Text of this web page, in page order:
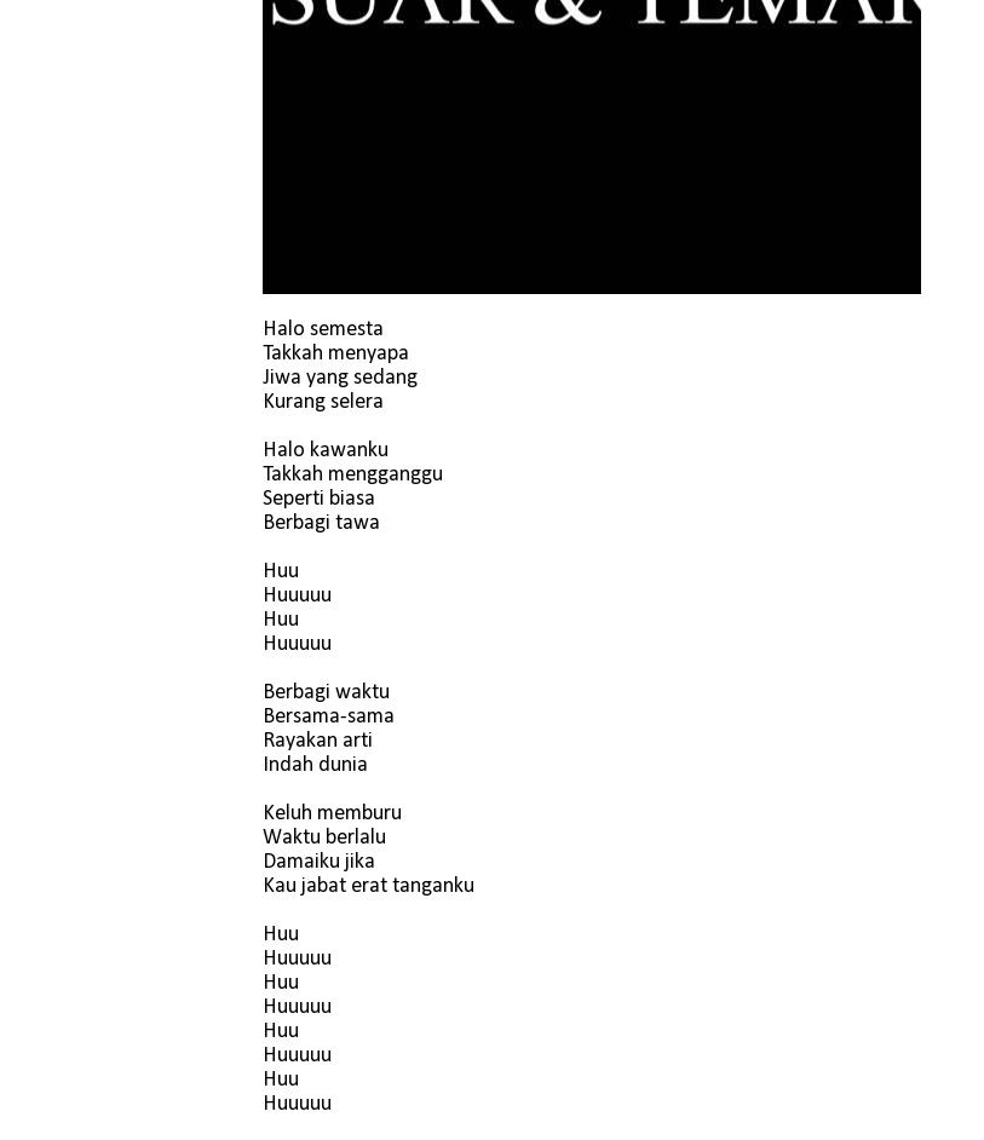
Halo semesta
Takkah menyapa
Jiwa yang sedang
Kurang selera
Halo kawanku
Takkah mengganggu
Seperti biasa
Berbagi tawa
Huu
Huuuuu
Huu
Huuuuu
Berbagi waktu
Bersama-sama
Rayakan arti
Indah dunia
Keluh memburu
Waktu berlalu
Damaiku jika
Kau jabat erat tanganku
Huu
Huuuuu
Huu
Huuuuu
Huu
Huuuuu
Huu
Huuuuu